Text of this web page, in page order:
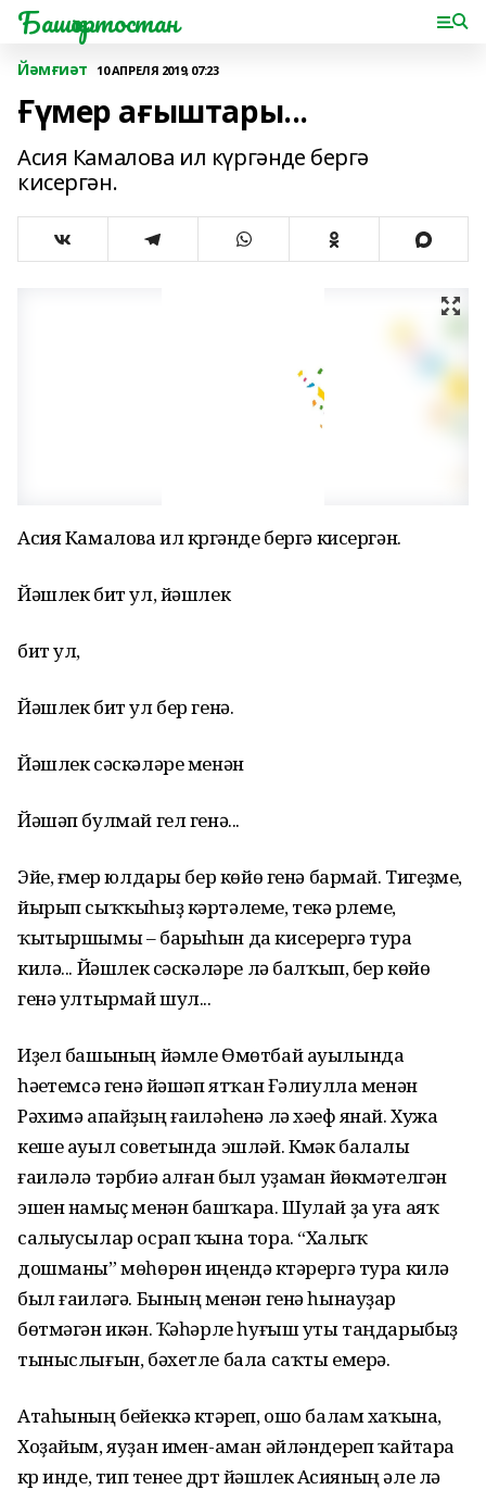
Башҡортостан
Йәмғиәт 10 АПРЕЛЯ 2019, 07:23
Ғүмер ағыштары...
Асия Камалова ил күргәнде бергә
кисергән.
Асия Камалова ил күргәнде бергә кисергән.
Йәшлек бит ул, йәшлек
бит ул,
Йәшлек бит ул бер генә.
Йәшлек сәскәләре менән
Йәшәп булмай гел генә...
Эйе, ғүмер юлдары бер көйө генә бармай. Тигеҙме,
йырып сыҡҡыһыҙ кәртәлеме, текә үрлеме,
ҡытыршымы – барыһын да кисерергә тура
килә... Йәшлек сәскәләре лә балҡып, бер көйө
генә ултырмай шул...
Иҙел башының йәмле Өмөтбай ауылында
һәүетемсә генә йәшәп ятҡан Ғәлиулла менән
Рәхимә апайҙың ғаиләһенә лә хәүеф янай. Хужа
кеше ауыл советында эш­ләй. Күмәк балалы
ғаиләлә тәрбиә алған был уҙаман йөкмәтелгән
эшен намыҫ менән башҡара. Шулай ҙа уға аяҡ
салыусылар осрап ҡына тора. “Халыҡ
дошманы” мө­һөрөн иңендә күтәрергә тура килә
был ғаиләгә. Бының менән генә һынауҙар
бөтмәгән икән. Ҡәһәрле һуғыш уты таңдарыбыҙ
тыныслы­ғын, бәхетле бала саҡты емерә.
Атаһының бейеккә күтәреп, ошо балам хаҡына,
Хоҙайым, яу­ҙан имен-аман әйләндереп ҡай­та­ра
күр инде, тип үтенеүе дүрт йәш­лек Асияның әле лә